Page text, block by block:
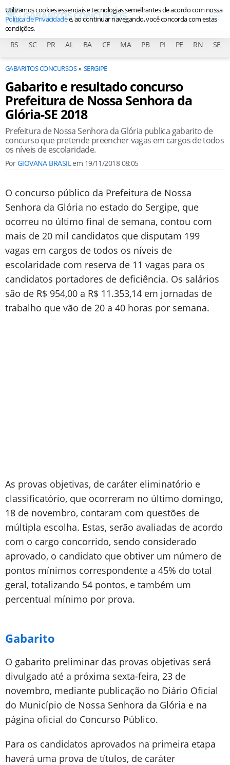
RS SC PR AL BA CE MA PB PI PE RN SE
GABARITOS CONCURSOS SERGIPE
Gabarito e resultado concurso
Prefeitura de Nossa Senhora da
Glória-SE 2018
Prefeitura de Nossa Senhora da Glória publica gabarito de
concurso que pretende preencher vagas em cargos de todos
os níveis de escolaridade.
PorGIOVANA BRASILem 19/11/2018 08:05
O concurso público da Prefeitura de Nossa
Senhora da Glória no estado do Sergipe, que
ocorreu no último final de semana, contou com
mais de 20 mil candidatos que disputam 199
vagas em cargos de todos os níveis de
escolaridade com reserva de 11 vagas para os
candidatos portadores de deficiência. Os salários
são de R$ 954,00 a R$ 11.353,14 em jornadas de
trabalho que vão de 20 a 40 horas por semana.
As provas objetivas, de caráter eliminatório e
classificatório, que ocorreram no último domingo,
18 de novembro, contaram com questões de
múltipla escolha. Estas, serão avaliadas de acordo
com o cargo concorrido, sendo considerado
aprovado, o candidato que obtiver um número de
pontos mínimos correspondente a 45% do total
geral, totalizando 54 pontos, e também um
percentual mínimo por prova.
Gabarito
O gabarito preliminar das provas objetivas será
divulgado até a próxima sexta-feira, 23 de
novembro, mediante publicação no Diário Oficial
do Município de Nossa Senhora da Glória e na
página oficial do Concurso Público.
Para os candidatos aprovados na primeira etapa
haverá uma prova de títulos, de caráter
Utilizamos cookies essenciais e tecnologias semelhantes de acordo com nossa
Política de Privacidadee, ao continuar navegando, você concorda com estas
condições.